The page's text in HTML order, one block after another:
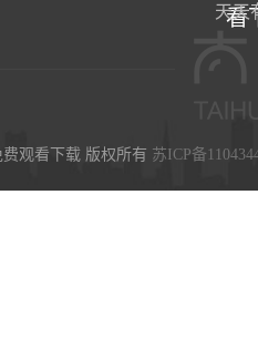
看
天天
观看下载 版权所有 苏ICP备